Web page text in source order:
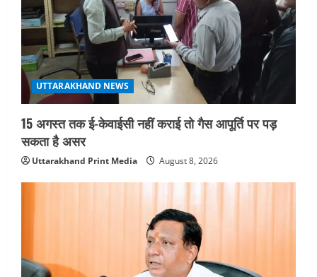
4
UTTARAKHAND NEWS
जिलाधिकारी/जिला निर्वाचन अधिकारी ने
सहसपुर विधानसभा क्षेत्र के पोलिंग बूथों का
निरीक्षण कर एसआईआर आपत्ति निस्तारण
शिविर की व्यवस्थाओं का लिया जायजा
August 6, 2026
UTTARAKHAND NEWS
तीलू रौतेली पुरस्कार के लिए 13 वीरांगनाओं का
चयन : रेखा आर्या
UTTARAKHAND NEWS
15 अगस्त तक ई-केवाईसी नहीं कराई तो गैस आपूर्ति पर पड़
सकता है असर
Uttarakhand Print Media August 8, 2026